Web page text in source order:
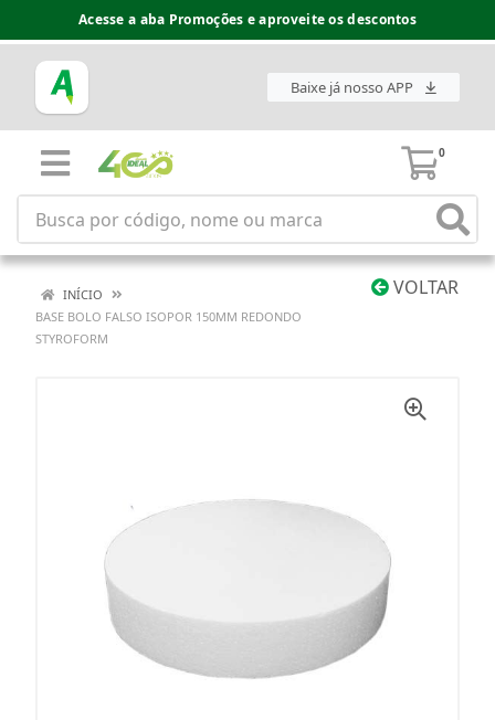
Acesse a aba Promoções e aproveite os descontos
Baixe já nosso APP
0
VOLTAR
INÍCIO
BASE BOLO FALSO ISOPOR 150MM REDONDO
STYROFORM